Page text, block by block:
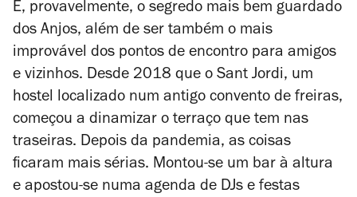
É, provavelmente, o segredo mais bem guardado
dos Anjos, além de ser também o mais
improvável dos pontos de encontro para amigos
e vizinhos. Desde 2018 que o Sant Jordi, um
hostel localizado num antigo convento de freiras,
começou a dinamizar o terraço que tem nas
traseiras. Depois da pandemia, as coisas
ficaram mais sérias. Montou-se um bar à altura
e apostou-se numa agenda de DJs e festas